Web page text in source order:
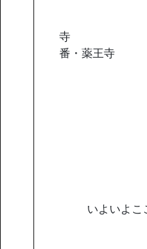
二十二
寺
番・薬王寺
いよいよこ